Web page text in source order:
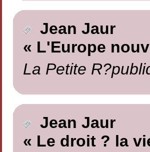
Jean Jaur
« L'Europe
La Petite
Jean Jaur
« Le droit ? la